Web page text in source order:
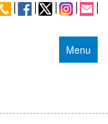
Menu